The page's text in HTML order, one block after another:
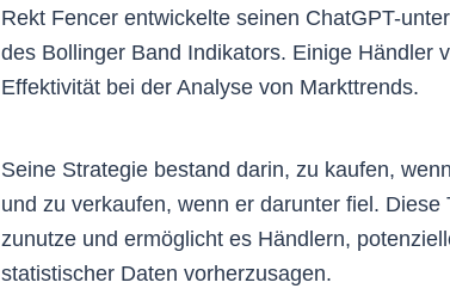
Rekt Fencer entwickelte seinen ChatGPT-
des Bollinger Band Indikators. Einige Händler
Effektivität bei der Analyse von Markttrends.
Seine Strategie bestand darin, zu kaufen,
und zu verkaufen, wenn er darunter fiel.
zunutze und ermöglicht es Händlern,
statistischer Daten vorherzusagen.